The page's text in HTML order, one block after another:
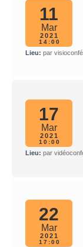
11
Mar
2021
14:00
Lieu: par
17
Mar
2021
10:00
Lieu: par
22
Mar
2021
17:00